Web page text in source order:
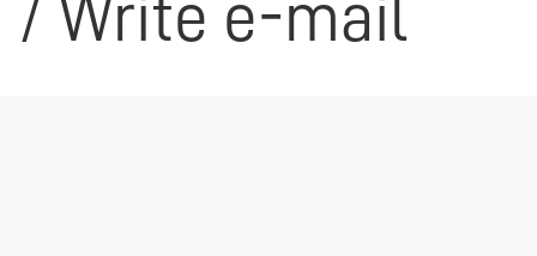
/ Write e-mail